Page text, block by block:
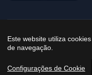
©2025 Todos os Direitos
Este website utiliza
de navegação.
Configurações de Cookie